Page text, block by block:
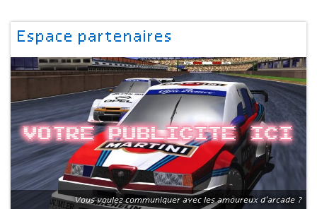
Espace partenaires
Votre publicite ici
Vous voulez communiquer avec les amoureux d'arcade ?